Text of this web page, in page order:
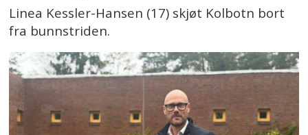
Linea Kessler-Hansen (17) skjøt Kolbotn bort
fra bunnstriden.